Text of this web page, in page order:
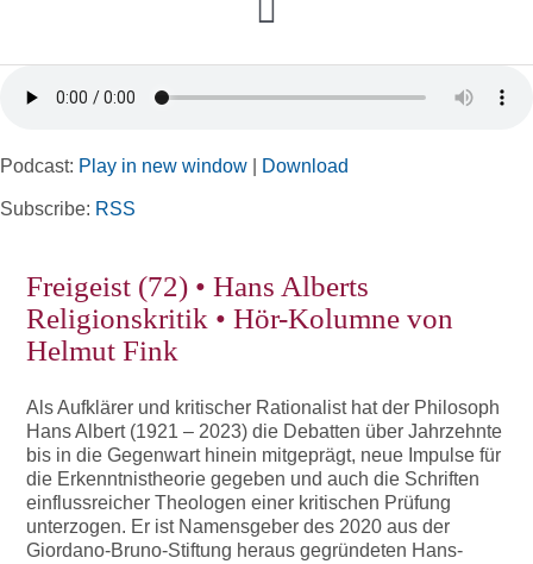
Toggle
Navigation
Home
Rubriken
Podcast: Play in new window Download
Subscribe: RSS
Freigeist (72) • Hans Alberts
Religionskritik • Hör-Kolumne von
Helmut Fink
Als Aufklärer und kritischer Rationalist hat der Philosoph
Hans Albert (1921 – 2023) die Debatten über Jahrzehnte
bis in die Gegenwart hinein mitgeprägt, neue Impulse für
die Erkenntnistheorie gegeben und auch die Schriften
einflussreicher Theologen einer kritischen Prüfung
unterzogen. Er ist Namensgeber des 2020 aus der
Giordano-Bruno-Stiftung heraus gegründeten Hans-